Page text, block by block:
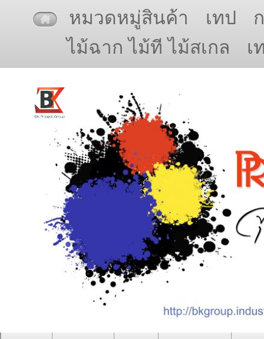
หมวดหมู่สินค้า เทป
ไม้ฉาก ไม้ที ไม้สเกล
เ